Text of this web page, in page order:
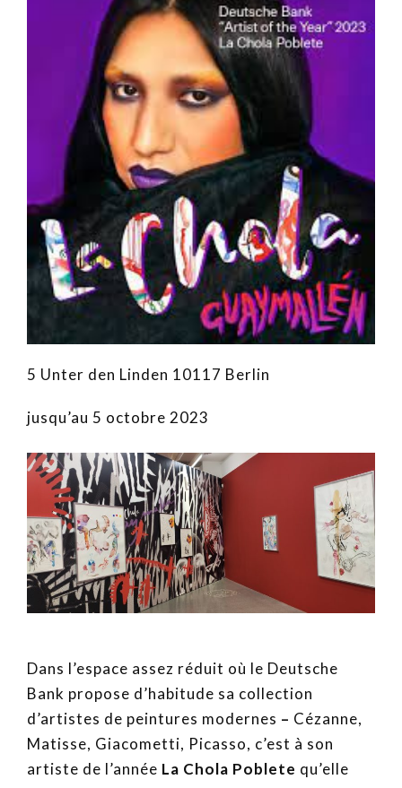
5 Unter den Linden 10117 Berlin
jusqu’au 5 octobre 2023
Dans l’espace assez réduit où le Deutsche
Bank propose d’habitude sa collection
d’artistes de peintures modernes – Cézanne,
Matisse, Giacometti, Picasso, c’est à son
artiste de l’année La Chola Poblete qu’elle